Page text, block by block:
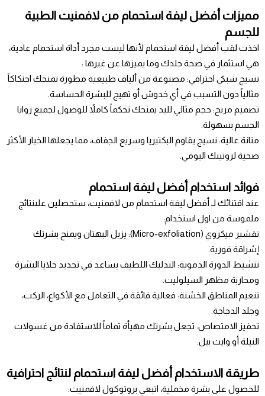
مميزات أفضل ليفة استحمام من لافمنيت الطبية
للجسم
اخذت لقب أفضل ليفة استحمام لأنها ليست مجرد أداة استحمام عادية،
هي استثمار في صحة جلدك وما يميزها عن غيرها :
نسيج شبكي احترافي: مصنوعة من ألياف طبيعية مطورة تمنحك احتكاكاً
مثالياً دون التسبب في أي خدوش أو تهيج للبشرة الحساسة.
تصميم مريح: حجم مثالي لليد يمنحك تحكماً كاملاً للوصول لجميع زوايا
الجسم بسهولة.
متانة عالية: نسيج يقاوم البكتيريا وسريع الجفاف، مما يجعلها الخيار الأكثر
صحية لروتينك اليومي.
فوائد استخدام أفضل ليفة استحمام
عند اقتنائك لـ أفضل ليفة استحمام من لافمنيت، ستحصلين علىنتائج
ملموسة من اول استخدام:
تقشير ميكروي (Micro-exfoliation): يزيل البهتان ويمنح بشرتك
إشراقة فورية.
تنشيط الدورة الدموية: التدليك اللطيف يساعد في تجديد خلايا البشرة
ومحاربة مظهر السيلوليت.
تنعيم المناطق الخشنة: فعالية فائقة في التعامل مع الأكواع، الركب،
وجلد الدجاجة.
تحفيز الامتصاص: تجعل بشرتك مهيأة تماماً للاستفادة من غسولات
النيلة أو وايت بيل.
طريقة الاستخدام أفضل ليفة استحمام لنتائج احترافية
للحصول على بشرة مخملية، اتبعي بروتوكول لافمنيت: